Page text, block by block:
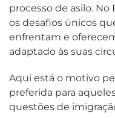
processo de asilo.
os desafios únicos
enfrentam e
adaptado às suas
Aqui está o motivo
preferida para
questões de